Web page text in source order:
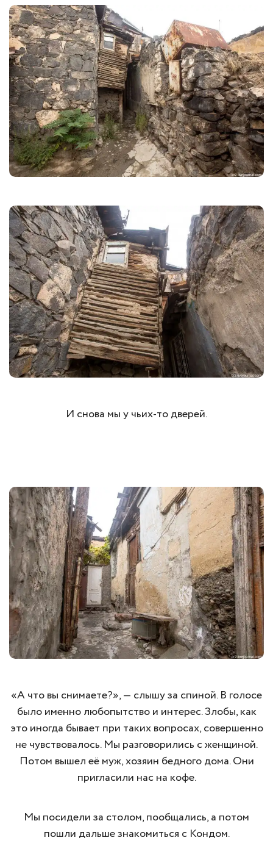
И снова мы у чьих-то дверей.
«А что вы снимаете?», — слышу за спиной. В голосе
было именно любопытство и интерес. Злобы, как
это иногда бывает при таких вопросах, совершенно
не чувствовалось. Мы разговорились с женщиной.
Потом вышел её муж, хозяин бедного дома. Они
пригласили нас на кофе.
Мы посидели за столом, пообщались, а потом
пошли дальше знакомиться с Кондом.